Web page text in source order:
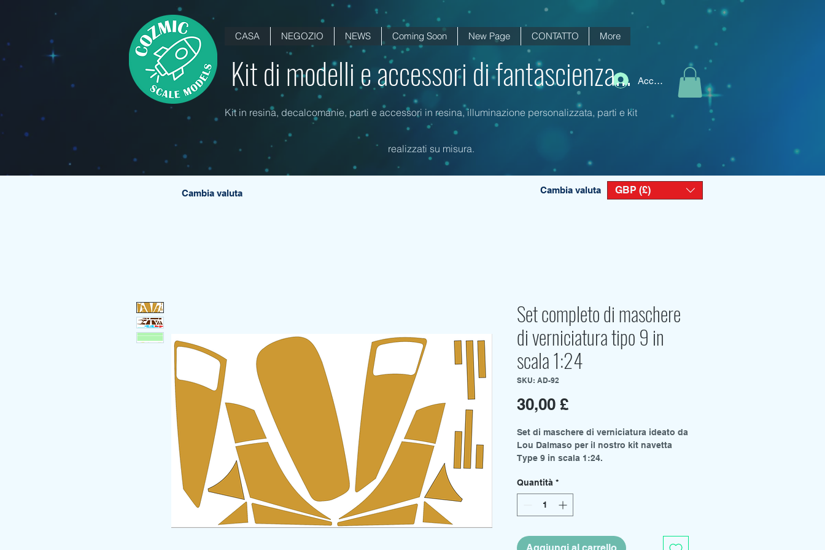
CASA NEGOZIO NEWS Coming Soon New Page CONTATTO More
Accedi
Kit di modelli e accessori di fantascienza...
Kit in resina, decalcomanie, parti e accessori in resina, illuminazione personalizzata, parti e kit
realizzati su misura.
Cambia valuta Cambia valuta GBP (£)
Set completo di maschere
di verniciatura tipo 9 in
scala 1:24
SKU: AD-92
30,00 £Prezzo
Set di maschere di verniciatura ideato da
Lou Dalmaso per il nostro kit navetta
Type 9 in scala 1:24.
YouTube.
Aztek Dummy - Costruzione dello shuttle
di tipo 9.
Quantità *